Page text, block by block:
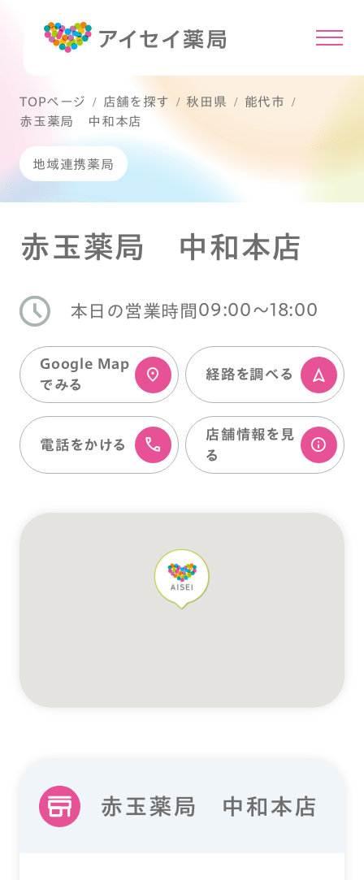
TOPページ 店舗を探す 秋田県
能代市
赤玉薬局 中和本店
地域連携薬局
赤玉薬局 中和本店
本日の営業時間 09:00〜18:00
Google Map
でみる
経路を調べる
電話をかける
店舗情報を⾒
る
赤玉薬局 中和本店